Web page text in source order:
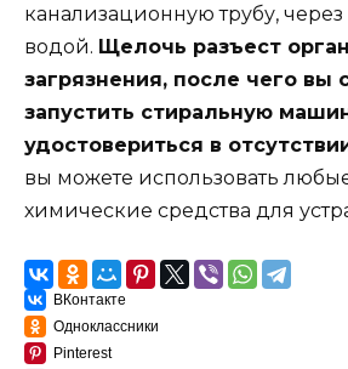
канализационную трубу,
водой. Щелочь разъест
загрязнения, после чего вы
запустить стиральную
удостовериться в
вы можете использовать
химические средства для
ВКонтакте
Одноклассники
Pinterest